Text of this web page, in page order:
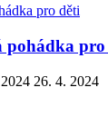
pohádka pro
26. 4. 2024